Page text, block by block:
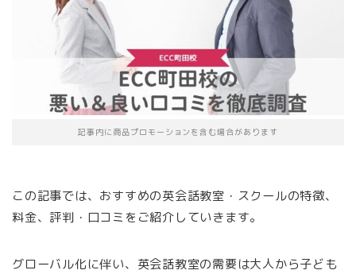
記事内に商品プロモーションを含む場合があります
この記事では、おすすめの英会話教室・スクールの特徴、
料金、評判・口コミをご紹介していきます。
グローバル化に伴い、英会話教室の需要は大人から子ども